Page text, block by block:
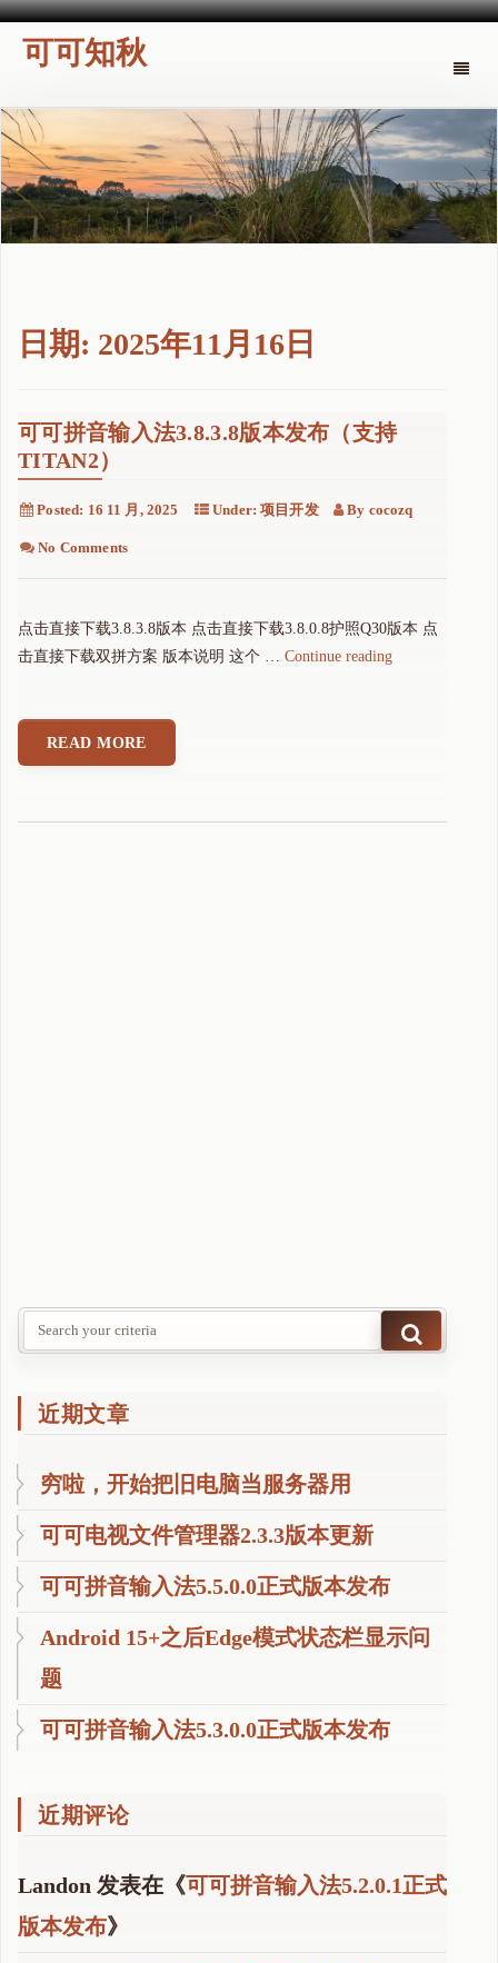
Toggle
可可知秋
日期: 2025年11月16日
可可拼音输入法3.8.3.8版本发布（支持
TITAN2）
Posted: 16 11 月, 2025 Under:项目开发 By cocozq
No Comments
点击直接下载3.8.3.8版本 点击直接下载3.8.0.8护照Q30版本 点
击直接下载双拼方案 版本说明 这个 … Continue reading"
入
a
READ MORE
近期文章
穷啦，开始把旧电脑当服务器用
可可电视文件管理器2.3.3版本更新
可可拼音输入法5.5.0.0正式版本发布
Android 15+之后Edge模式状态栏显示问
题
可可拼音输入法5.3.0.0正式版本发布
近期评论
Landon 发表在《可可拼音输入法5.2.0.1正式
版本发布》